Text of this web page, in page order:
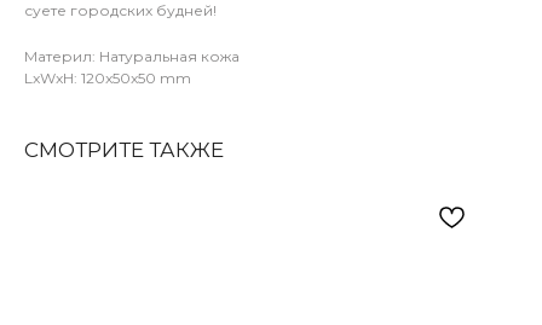
суете городских будней!
Материл: Натуральная кожа
LxWxH: 120x50x50 mm
СМОТРИТЕ ТАКЖЕ